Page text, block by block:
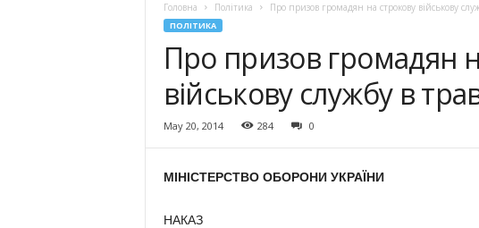
Головна Політика Про призов громадян на строкову військову
ПОЛІТИКА
Про призов громадян
військову службу в
May 20, 2014 284 0
МІНІСТЕРСТВО ОБОРОНИ УКРАЇНИ
НАКАЗ